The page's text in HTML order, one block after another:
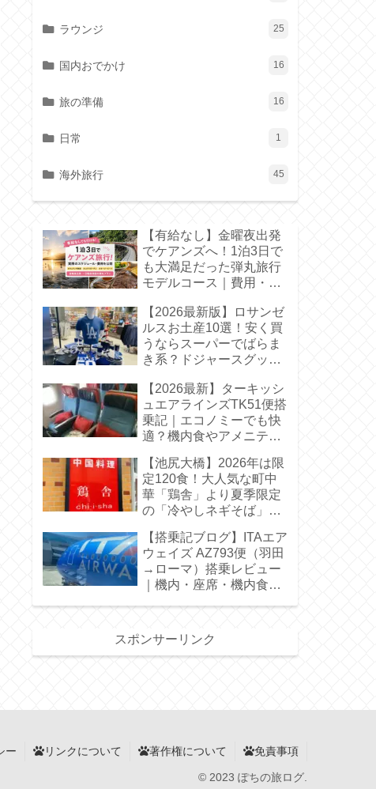
ラウンジ 25
国内おでかけ 16
旅の準備 16
日常 1
海外旅行 45
【有給なし】金曜夜出発
でケアンズへ！1泊3日で
も大満足だった弾丸旅行
モデルコース｜費用・タ
【2026最新版】ロサンゼ
ルスお土産10選！安く買
うならスーパーでばらま
き系？ドジャースグッズ
査
【2026最新】ターキッシ
ュエアラインズTK51便搭
乗記｜エコノミーでも快
適？機内食やアメニティ
【池尻大橋】2026年は限
定120食！大人気な町中
華「鶏舎」より夏季限定
の「冷やしネギそば」が
列はどのくらい？何分待
ち？その他メニューは？
【搭乗記ブログ】ITAエア
ウェイズ AZ793便（羽田
→ローマ）搭乗レビュー
｜機内・座席・機内食・
スポンサーリンク
ー リンクについて 著作権について 免責事項
© 2023 ぽちの旅ログ.